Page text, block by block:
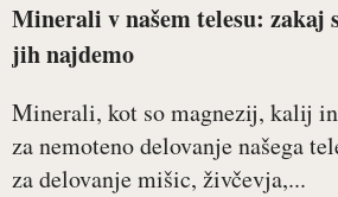
Minerali v našem telesu:
jih najdemo
Minerali, kot so magnezij, kalij
za nemoteno delovanje našega
za delovanje mišic, živčevja,...